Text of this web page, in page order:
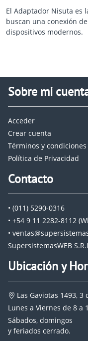
El Adaptador Nisuta es
buscan una conexión
dispositivos modernos.
Sobre mi
Acceder
Crear cuenta
Términos y
Política de Privacidad
Contacto
• (011) 5290-0316
• +54 9 11 2282-8112
•
SupersistemasWEB
Ubicación y
Las Gaviotas 1493, 3
Lunes a Viernes de 8 a
Sábados, domingos
y feriados cerrado.